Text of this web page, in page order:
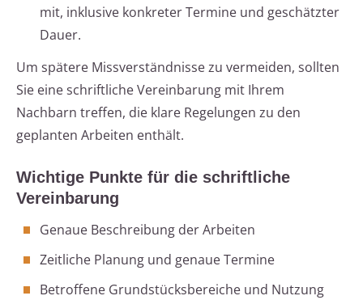
mit, inklusive konkreter Termine und geschätzter
Dauer.
Um spätere Missverständnisse zu vermeiden, sollten
Sie eine schriftliche Vereinbarung mit Ihrem
Nachbarn treffen, die klare Regelungen zu den
geplanten Arbeiten enthält.
Wichtige Punkte für die schriftliche
Vereinbarung
Genaue Beschreibung der Arbeiten
Zeitliche Planung und genaue Termine
Betroffene Grundstücksbereiche und Nutzung